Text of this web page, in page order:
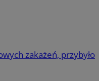
zakażeń, przybyło